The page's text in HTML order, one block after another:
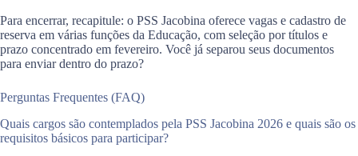
Para encerrar, recapitule: o PSS Jacobina oferece vagas e cadastro de
reserva em várias funções da Educação, com seleção por títulos e
prazo concentrado em fevereiro. Você já separou seus documentos
para enviar dentro do prazo?
Perguntas Frequentes (FAQ)
Quais cargos são contemplados pela PSS Jacobina 2026 e quais são os
requisitos básicos para participar?